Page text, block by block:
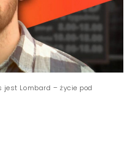
jest Lombard – życie pod